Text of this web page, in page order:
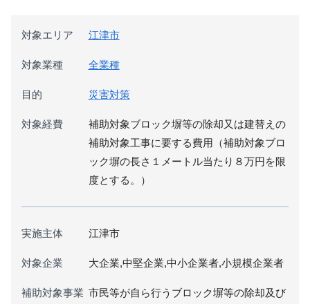
対象エリア 江津市
対象業種 全業種
目的 災害対策
対象経費
補助対象ブロック塀等の除却又は建替えの
補助対象工事に要する費用（補助対象ブロ
ック塀の長さ１メートル当たり８万円を限
度とする。）
実施主体 江津市
対象企業 大企業,中堅企業,中小企業者,小規模企業者
補助対象事業 市民等が自ら行うブロック塀等の除却及び